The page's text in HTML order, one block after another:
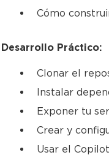
Cómo
Desarrollo Práctico:
Clonar el
Instalar
Exponer tu
Crear y
Usar el